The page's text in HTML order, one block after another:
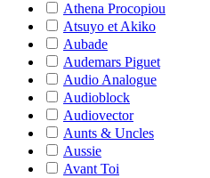
Athena Procopiou
Atsuyo et Akiko
Aubade
Audemars Piguet
Audio Analogue
Audioblock
Audiovector
Aunts & Uncles
Aussie
Avant Toi